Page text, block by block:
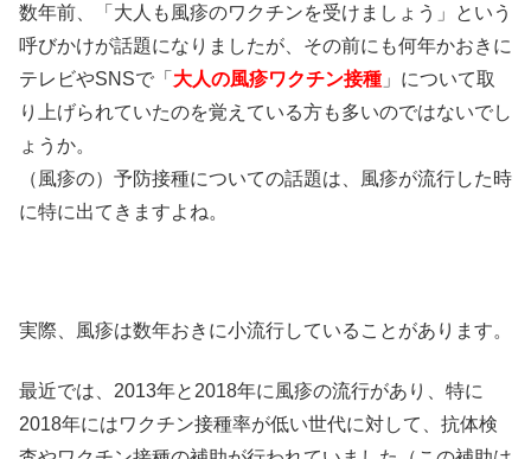
数年前、「大人も風疹のワクチンを受けましょう」という
呼びかけが話題になりましたが、その前にも何年かおきに
テレビやSNSで「 大人の風疹ワクチン接種 」について取
り上げられていたのを覚えている方も多いのではないでし
ょうか。
（風疹の）予防接種についての話題は、風疹が流行した時
に特に出てきますよね。
実際、風疹は数年おきに小流行していることがあります。
最近では、2013年と2018年に風疹の流行があり、特に
2018年にはワクチン接種率が低い世代に対して、抗体検